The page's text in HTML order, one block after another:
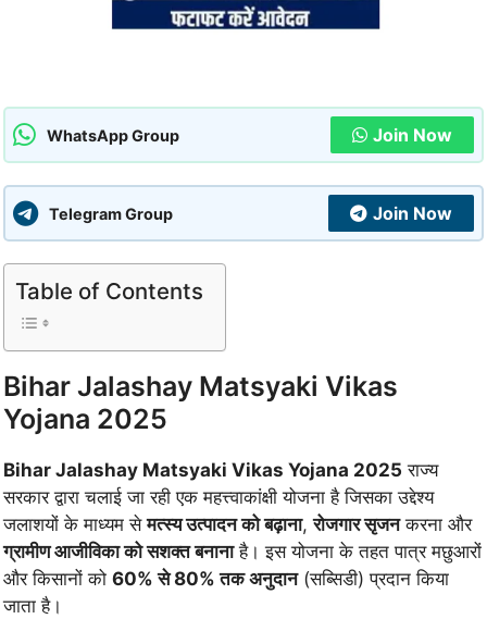
WhatsApp Group Join Now
Telegram Group Join Now
Table of Contents
Bihar Jalashay Matsyaki Vikas
Yojana 2025
Bihar Jalashay Matsyaki Vikas Yojana 2025 राज्य
सरकार द्वारा चलाई जा रही एक महत्त्वाकांक्षी योजना है जिसका उद्देश्य
जलाशयों के माध्यम सेमत्स्य उत्पादन को बढ़ाना,रोजगार सृजनकरना और
ग्रामीण आजीविका को सशक्त बनानाहै। इस योजना के तहत पात्र मछुआरों
और किसानों को 60% से 80% तक अनुदान(सब्सिडी) प्रदान किया
जाता है।